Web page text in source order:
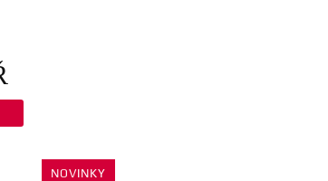
NOVINKY